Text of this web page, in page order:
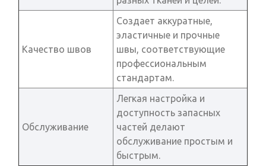
Качество швов
Создает аккуратные,
эластичные и прочные
швы, соответствующие
профессиональным
стандартам.
Обслуживание
Легкая настройка и
доступность запасных
частей делают
обслуживание простым и
быстрым.